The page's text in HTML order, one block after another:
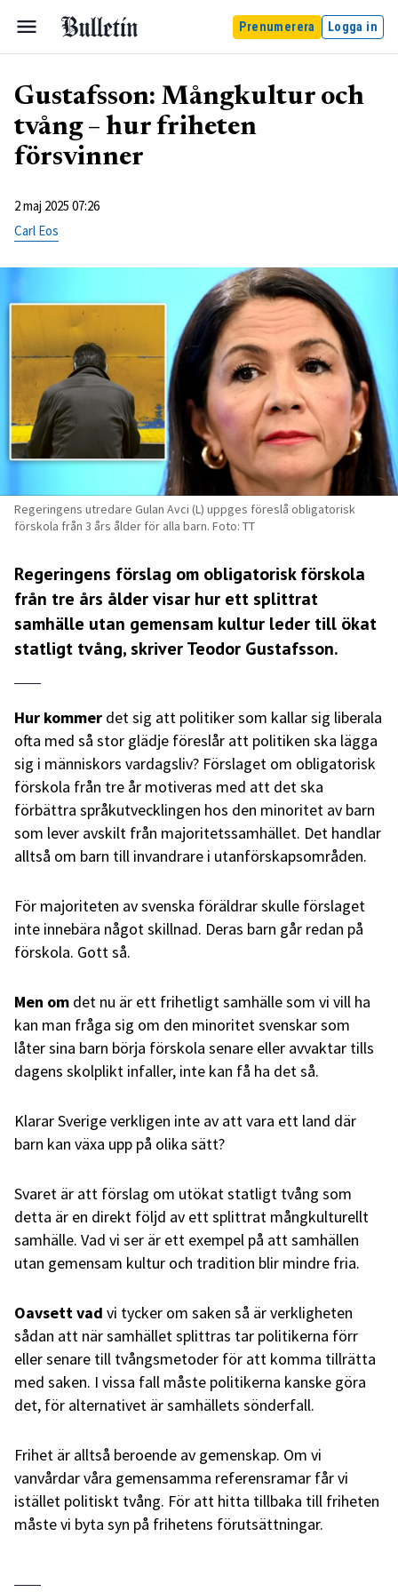
Prenumerera Logga in
Gustafsson: Mångkultur och
tvång – hur friheten
försvinner
2 maj 2025 07:26
Carl Eos
Regeringens utredare Gulan Avci (L) uppges föreslå obligatorisk
förskola från 3 års ålder för alla barn. Foto: TT
Regeringens förslag om obligatorisk förskola
från tre års ålder visar hur ett splittrat
samhälle utan gemensam kultur leder till ökat
statligt tvång, skriver Teodor Gustafsson.
Hur kommer det sig att politiker som kallar sig liberala
ofta med så stor glädje föreslår att politiken ska lägga
sig i människors vardagsliv? Förslaget om obligatorisk
förskola från tre år motiveras med att det ska
förbättra språkutvecklingen hos den minoritet av barn
som lever avskilt från majoritetssamhället. Det handlar
alltså om barn till invandrare i utanförskapsområden.
För majoriteten av svenska föräldrar skulle förslaget
inte innebära något skillnad. Deras barn går redan på
förskola. Gott så.
Men om det nu är ett frihetligt samhälle som vi vill ha
kan man fråga sig om den minoritet svenskar som
låter sina barn börja förskola senare eller avvaktar tills
dagens skolplikt infaller, inte kan få ha det så.
Klarar Sverige verkligen inte av att vara ett land där
barn kan växa upp på olika sätt?
Svaret är att förslag om utökat statligt tvång som
detta är en direkt följd av ett splittrat mångkulturellt
samhälle. Vad vi ser är ett exempel på att samhällen
utan gemensam kultur och tradition blir mindre fria.
Oavsett vad vi tycker om saken så är verkligheten
sådan att när samhället splittras tar politikerna förr
eller senare till tvångsmetoder för att komma tillrätta
med saken. I vissa fall måste politikerna kanske göra
det, för alternativet är samhällets sönderfall.
Frihet är alltså beroende av gemenskap. Om vi
vanvårdar våra gemensamma referensramar får vi
istället politiskt tvång. För att hitta tillbaka till friheten
måste vi byta syn på frihetens förutsättningar.